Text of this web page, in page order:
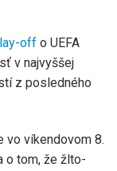
off o UEFA
v najvyššej
z posledného
vo víkendovom 8.
o tom, že žlto-